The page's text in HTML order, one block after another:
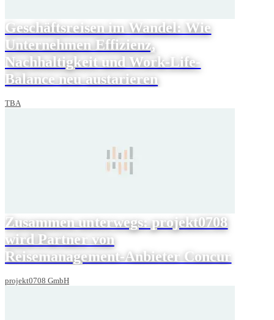
Geschäftsreisen im Wandel: Wie
Unternehmen Effizienz,
Nachhaltigkeit und Work-Life-
Balance neu austarieren
TBA
Zusammen unterwegs: projekt0708
wird Partner von
Reisemanagement-Anbieter Concur
projekt0708 GmbH